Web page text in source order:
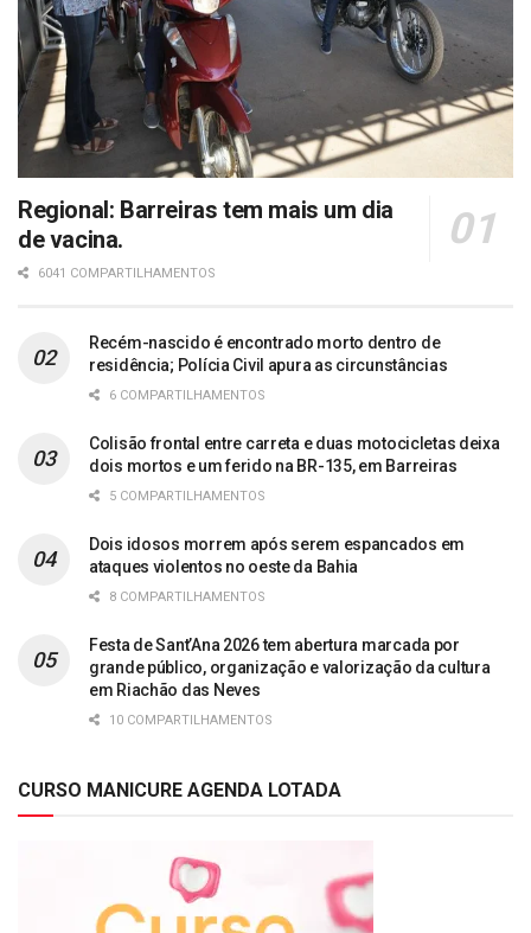
Regional: Barreiras tem mais um dia
de vacina.
6041 COMPARTILHAMENTOS
Recém-nascido é encontrado morto dentro de
residência; Polícia Civil apura as circunstâncias
6 COMPARTILHAMENTOS
Colisão frontal entre carreta e duas motocicletas deixa
dois mortos e um ferido na BR-135, em Barreiras
5 COMPARTILHAMENTOS
Dois idosos morrem após serem espancados em
ataques violentos no oeste da Bahia
8 COMPARTILHAMENTOS
Festa de Sant’Ana 2026 tem abertura marcada por
grande público, organização e valorização da cultura
em Riachão das Neves
10 COMPARTILHAMENTOS
CURSO MANICURE AGENDA LOTADA